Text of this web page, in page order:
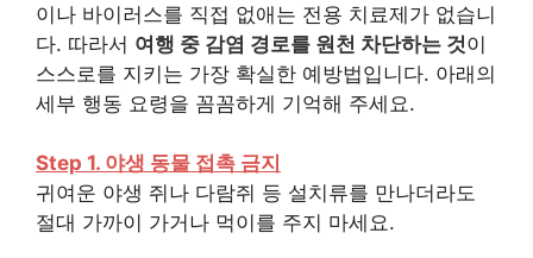
이나 바이러스를 직접 없애는 전용 치료제가 없습니
다. 따라서 여행 중 감염 경로를 원천 차단하는 것이
스스로를 지키는 가장 확실한 예방법입니다. 아래의
세부 행동 요령을 꼼꼼하게 기억해 주세요.
Step 1. 야생 동물 접촉 금지
귀여운 야생 쥐나 다람쥐 등 설치류를 만나더라도
절대 가까이 가거나 먹이를 주지 마세요.